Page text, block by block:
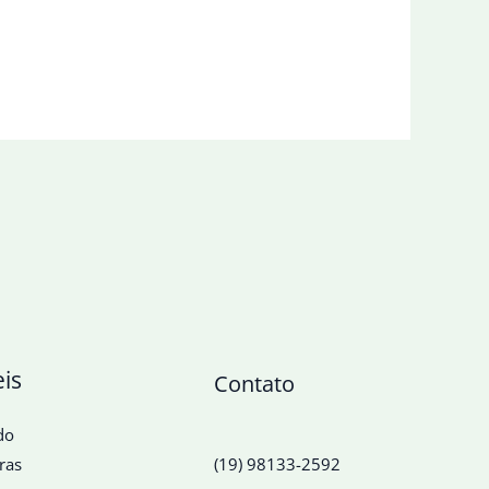
Contato
(19) 98133-2592